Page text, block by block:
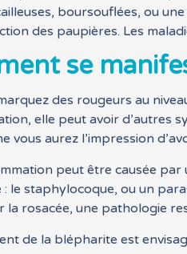
boursouflées, ou
des paupières. Les
se
des rougeurs au
elle peut avoir d’autres
vous aurez l’impression
peut être causée par
le staphylocoque, ou un
la rosacée, une pathologie
de la blépharite est